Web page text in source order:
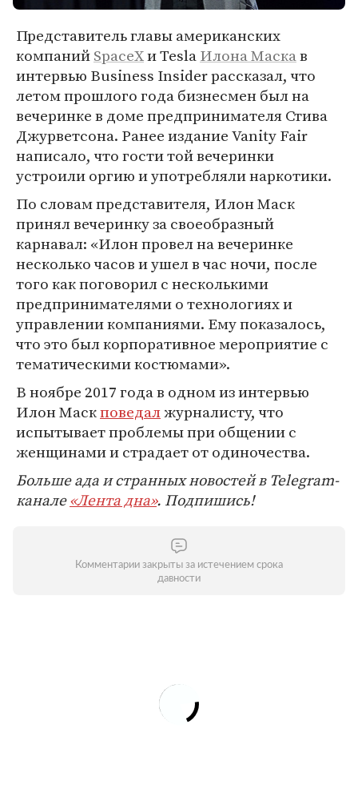
Представитель главы американских
компанийSpaceXи TeslaИлона Маскав
интервью Business Insider рассказал, что
летом прошлого года бизнесмен был на
вечеринке в доме предпринимателя Стива
Джурветсона. Ранее издание Vanity Fair
написало, что гости той вечеринки
устроили оргию и употребляли наркотики.
По словам представителя, Илон Маск
принял вечеринку за своеобразный
карнавал: «Илон провел на вечеринке
несколько часов и ушел в час ночи, после
того как поговорил с несколькими
предпринимателями о технологиях и
управлении компаниями. Ему показалось,
что это был корпоративное мероприятие с
тематическими костюмами».
В ноябре 2017 года в одном из интервью
Илон Маскповедалжурналисту, что
испытывает проблемы при общении с
женщинами и страдает от одиночества.
Больше ада и странных новостей в Telegram-
канале«Лента дна». Подпишись!
Комментарии закрыты за истечением срока
давности